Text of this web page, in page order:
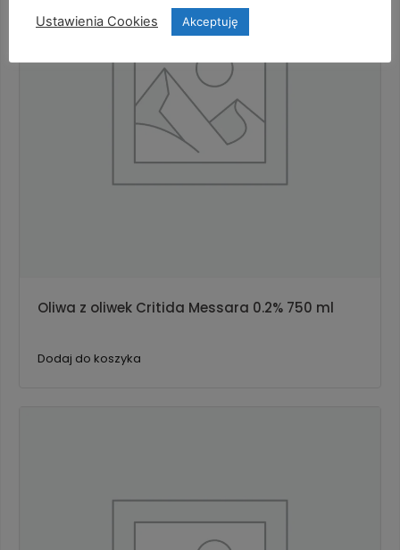
Oliwa z oliwek Critida Messara 0.2% 750 ml
Dodaj do koszyka
Ustawienia Cookies Akceptuję